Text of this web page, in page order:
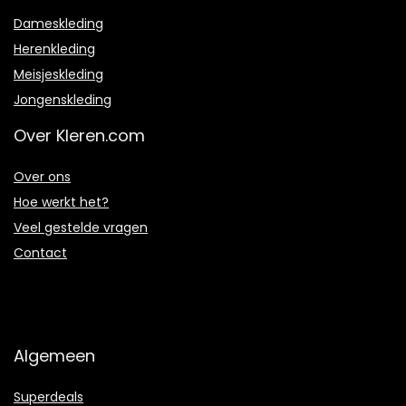
Dameskleding
Herenkleding
Meisjeskleding
Jongenskleding
Over Kleren.com
Over ons
Hoe werkt het?
Veel gestelde vragen
Contact
Algemeen
Superdeals